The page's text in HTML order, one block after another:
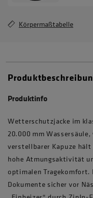
Körpermaßtabelle
Produktinfo
Wetterschutzjacke im
20.000 mm
verstellbarer Kapuze
hohe Atmungsaktivität
optimalen Tragekomfort.
Dokumente sicher vor